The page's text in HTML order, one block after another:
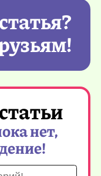
нет,